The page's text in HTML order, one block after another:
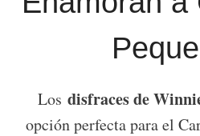
Los disfraces de
opción perfecta para el